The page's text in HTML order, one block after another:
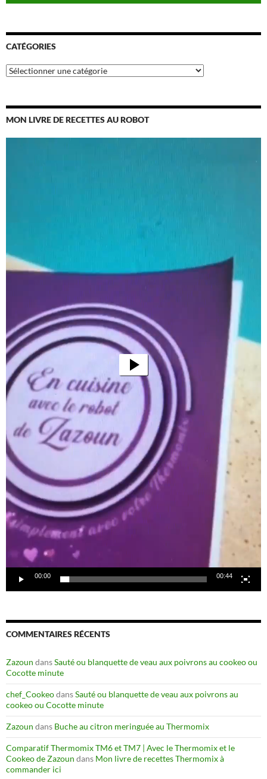
CATÉGORIES
Catégories
MON LIVRE DE RECETTES AU ROBOT
00:00 00:44
COMMENTAIRES RÉCENTS
Zazoun dansSauté ou blanquette de veau aux poivrons au cookeo ou
Cocotte minute
chef_CookeodansSauté ou blanquette de veau aux poivrons au
cookeo ou Cocotte minute
Zazoun dans Buche au citron meringuée au Thermomix
Comparatif Thermomix TM6 et TM7 | Avec le Thermomix et le
Cookeo de Zazoun dans Mon livre de recettes Thermomix à
commander ici